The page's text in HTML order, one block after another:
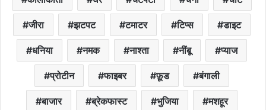
जीरा झटपट टमाटर टिप्स डाइट
धनिया नमक नाश्ता नींबू प्याज
प्रोटीन फाइबर फ़ूड बंगाली
बाजार ब्रेकफास्ट भुजिया मशहूर